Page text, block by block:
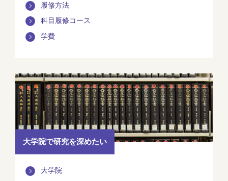
履修方法
科目履修コース
学費
大学院で研究を深めたい
大学院